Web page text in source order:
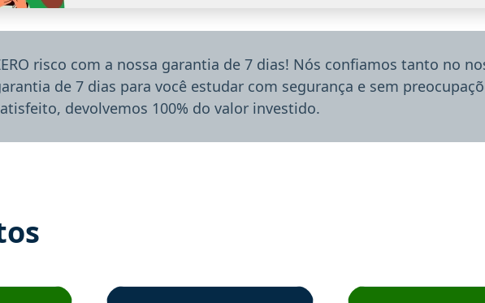
risco com a nossa garantia de 7 dias! Nós confiamos tanto no
de 7 dias para você estudar com segurança e sem
devolvemos 100% do valor investido.
o Aprova Concursos em depoimentoEstudante Sergio recomenda o Aprova Concursos em depoimento
Estudante Mário